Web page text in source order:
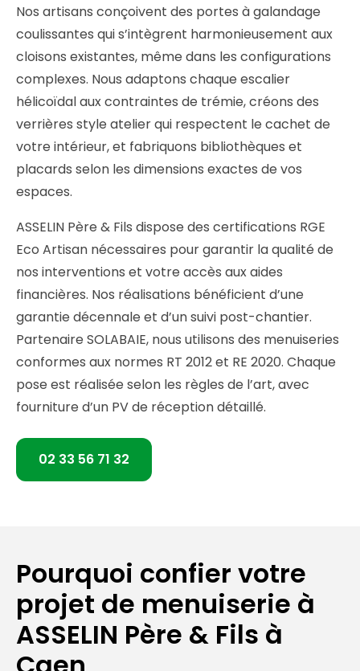
Nos artisans conçoivent des portes à galandage
coulissantes qui s’intègrent harmonieusement aux
cloisons existantes, même dans les configurations
complexes. Nous adaptons chaque escalier
hélicoïdal aux contraintes de trémie, créons des
verrières style atelier qui respectent le cachet de
votre intérieur, et fabriquons bibliothèques et
placards selon les dimensions exactes de vos
espaces.
ASSELIN Père & Fils dispose des certifications RGE
Eco Artisan nécessaires pour garantir la qualité de
nos interventions et votre accès aux aides
financières. Nos réalisations bénéficient d’une
garantie décennale et d’un suivi post-chantier.
Partenaire SOLABAIE, nous utilisons des menuiseries
conformes aux normes RT 2012 et RE 2020. Chaque
pose est réalisée selon les règles de l’art, avec
fourniture d’un PV de réception détaillé.
02 33 56 71 32
Pourquoi confier votre
projet de menuiserie à
ASSELIN Père & Fils à